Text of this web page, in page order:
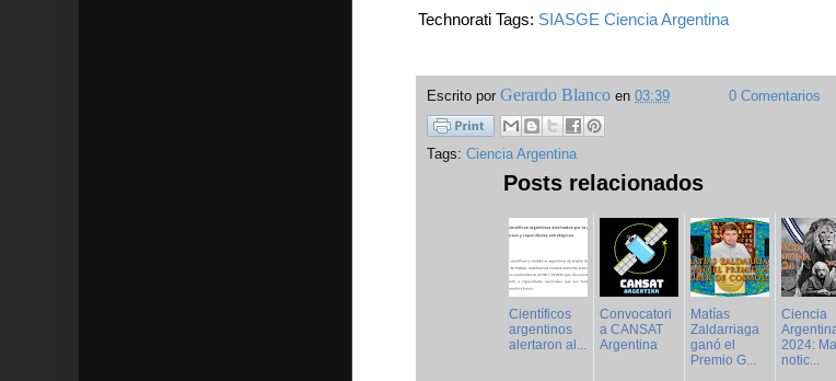
Technorati Tags: SIASGE Ciencia Argentina
Escrito por Gerardo Blanco en 03:39 0 Comentarios
Tags: Ciencia Argentina
Posts relacionados
Científicos
argentinos
alertaron al...
Convocatori
a CANSAT
Argentina
Matías
Zaldarriaga
ganó el
Premio G...
Ciencia
2024:
notic...